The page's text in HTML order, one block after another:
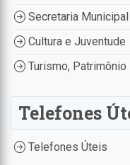
Secretaria
Cultura e Juventude
Turismo,
Telefones
Telefones Úteis